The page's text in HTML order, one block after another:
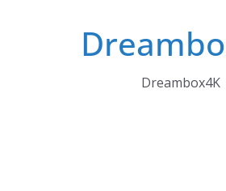
Dreambox4K